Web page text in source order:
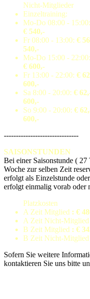
Nicht-Mitglieder
Einzeltraining:
Mo-Do 08:00 - 15:00:
€ 540,-
Fr 08:00 - 13:00: €
540,-
Mo-Do 15:00 - 22:00:
€ 600,-
Fr 13:00 - 22:00: €
600,-
Sa 8:00 - 20:00: €
600,-
So 9:00 - 20:00: €
600,-
-------------------------------
SAISONSTUNDEN
Bei einer Saisonstunde (
Woche zur selben Zeit
erfolgt als Einzelstunde
erfolgt einmalig vorab oder
Platzkosten
A Zeit Mitglied : €
A Zeit Nicht-Mitglied
B Zeit Mitglied : €
B Zeit Nicht-Mitglied
Sofern Sie weitere
kontaktieren Sie uns bitte